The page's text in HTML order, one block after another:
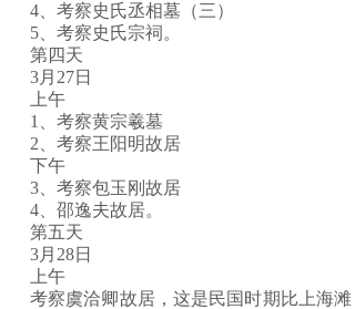
4、考察史氏丞相墓（三）
5、考察史氏宗祠。
第四天
3月27日
上午
1、考察黄宗羲墓
2、考察王阳明故居
下午
3、考察包玉刚故居
4、邵逸夫故居。
第五天
3月28日
上午
考察虞洽卿故居，这是民国时期比上海滩